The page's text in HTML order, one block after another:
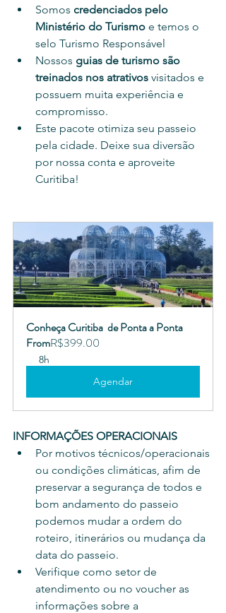
Somos credenciados pelo
Ministério do Turismo e temos o
selo Turismo Responsável
Nossos guias de turismo são
treinados nos atrativos visitados e
possuem muita experiência e
compromisso.
Este pacote otimiza seu passeio
pela cidade. Deixe sua diversão
por nossa conta e aproveite
Curitiba!
Conheça Curitiba  de Ponta a Ponta
FromR$399.00
8h
Agendar
INFORMAÇÕES OPERACIONAIS
Por motivos técnicos/operacionais
ou condições climáticas, afim de
preservar a segurança de todos e
bom andamento do passeio
podemos mudar a ordem do
roteiro, itinerários ou mudança da
data do passeio.
Verifique como setor de
atendimento ou no voucher as
informações sobre a